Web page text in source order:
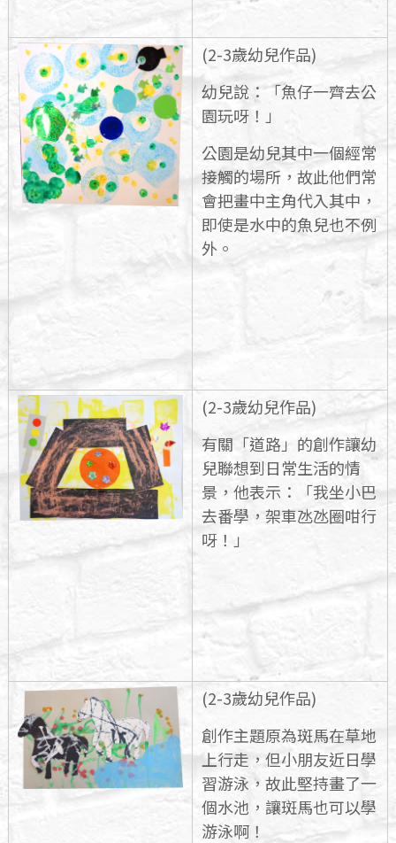
(2-3歲幼兒作品)
幼兒說：「魚仔一齊去公
園玩呀！」
公園是幼兒其中一個經常
接觸的場所，故此他們常
會把畫中主角代入其中，
即使是水中的魚兒也不例
外。
(2-3歲幼兒作品)
有關「道路」的創作讓幼
兒聯想到日常生活的情
景，他表示：「我坐小巴
去番學，架車氹氹圈咁行
呀！」
(2-3歲幼兒作品)
創作主題原為斑馬在草地
上行走，但小朋友近日學
習游泳，故此堅持畫了一
個水池，讓斑馬也可以學
游泳啊！